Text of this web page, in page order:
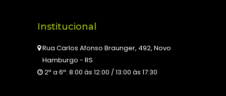
Institucional
Rua Carlos Afonso Braunger, 492, Novo
Hamburgo - RS
2ª a 6ª: 8:00 às 12:00 / 13:00 às 17:30